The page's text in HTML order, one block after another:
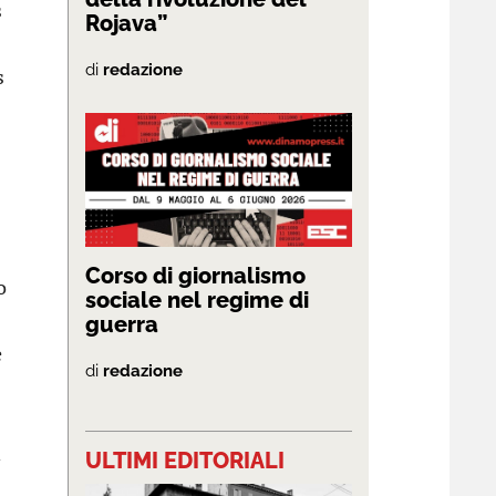
Rojava”
di redazione
Corso di giornalismo
sociale nel regime di
guerra
di redazione
ULTIMI EDITORIALI